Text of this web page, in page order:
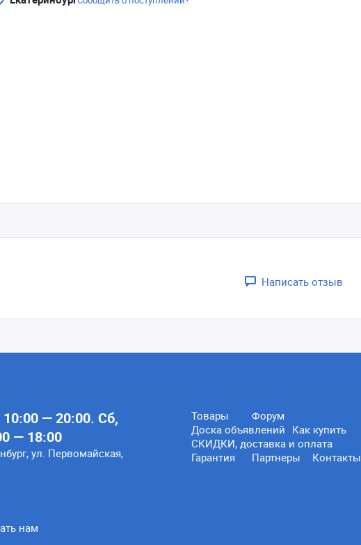
Написать отзыв
— 20:00. Сб,
— 18:00
ул. Первомайская,
Товары
Форум
Доска объявлений Как купить
СКИДКИ, доставка и оплата
Гарантия
Партнеры Контакты
нам